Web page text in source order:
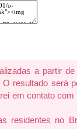
a partir de
resultado será
em contato
residentes no